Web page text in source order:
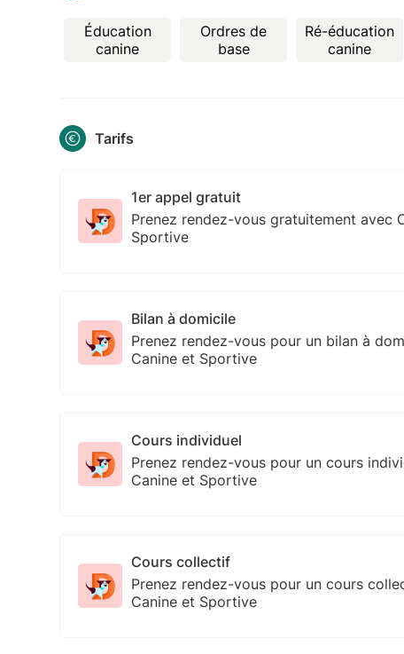
Éducation
canine
Ordres de
base
Ré-éducation
canine
Tarifs
1er appel gratuit
Prenez rendez-vous gratuitement avec
Sportive
Bilan à domicile
Prenez rendez-vous pour un bilan à
Canine et Sportive
Cours individuel
Prenez rendez-vous pour un cours
Canine et Sportive
Cours collectif
Prenez rendez-vous pour un cours
Canine et Sportive